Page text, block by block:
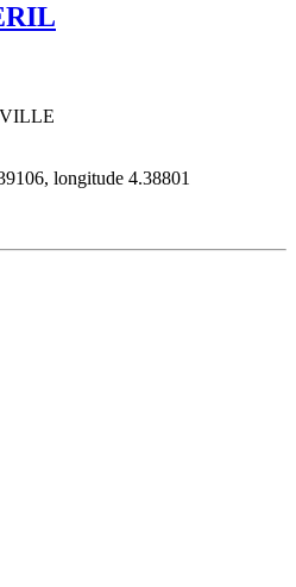
longitude 4.38801